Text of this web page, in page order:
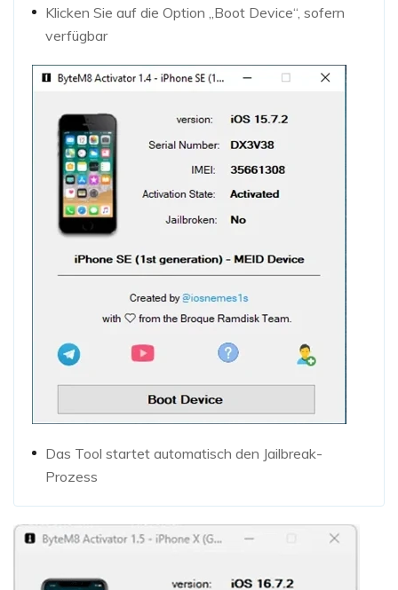
Klicken Sie auf die Option „Boot Device“, sofern
verfügbar
Das Tool startet automatisch den Jailbreak-
Prozess